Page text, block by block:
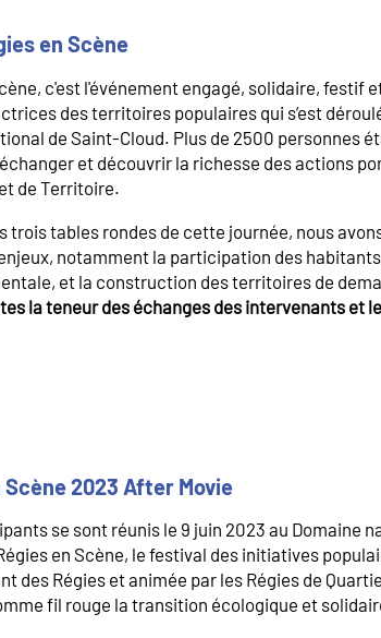
en Scène
c'est l'événement engagé, solidaire, festif
des territoires populaires qui s’est
de Saint-Cloud. Plus de 2500 personnes
et découvrir la richesse des actions
de Territoire.
trois tables rondes de cette journée, nous
notamment la participation des
et la construction des territoires de
la teneur des échanges des intervenants et
Scène 2023 After Movie
se sont réunis le 9 juin 2023 au Domaine
en Scène, le festival des initiatives
des Régies et animée par les Régies de
fil rouge la transition écologique et